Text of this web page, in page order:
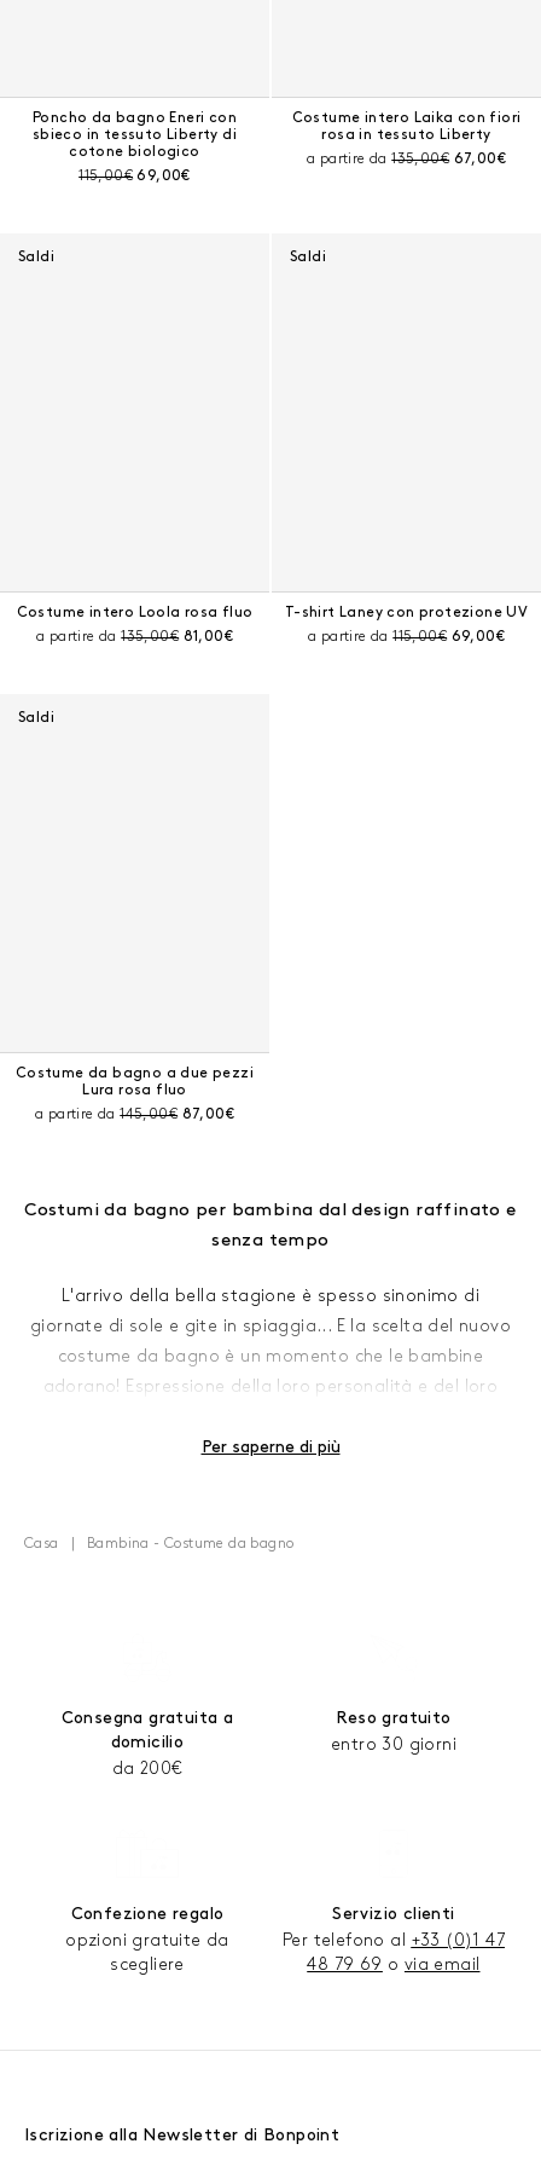
Poncho da bagno Eneri con
sbieco in tessuto Liberty di
cotone biologico
Prezzo prima dello sconto:
115,00€ Prezzo corrente:
69,00€
Costume intero Laika con fiori
rosa in tessuto Liberty
a partire daPrezzo prima dello
135,00€ Prezzo
67,00€
Saldi
Costume intero Loola rosa fluo
a partire daPrezzo prima dello sconto:
135,00€ Prezzo corrente:
81,00€
Saldi
T-shirt Laney con protezione UV
a partire daPrezzo prima dello
115,00€ Prezzo
69,00€
Saldi
Costume da bagno a due pezzi
Lura rosa fluo
a partire daPrezzo prima dello sconto:
145,00€ Prezzo corrente:
87,00€
Costumi da bagno per bambina dal design raffinato e
senza tempo
L'arrivo della bella stagione è spesso sinonimo di
giornate di sole e gite in spiaggia... E la scelta del nuovo
costume da bagno è un momento che le bambine
adorano! Espressione della loro personalità e del loro
confortevole e di facile utilizzo.
per bambini, offre una collezione completa di costumi da
incarnano perfettamente l'essenza della nostra Maison.à
medaglie a forma di ciliegia... Questi tocchi delicati
impreziosiscono tutti i modelli della nostra collezione,
Costumi da bagno raffinati per ogni gusto
collezione di costumi da bagno Bonpoint offre una vasta
Per saperne di più
Casa Bambina - Costume da bagno
Consegna gratuita a
domicilio
da 200€
Reso gratuito
entro 30 giorni
Confezione regalo
opzioni gratuite da
scegliere
Servizio clienti
Per telefono al +33 (0)1 47
48 79 69 o via email
Iscrizione alla Newsletter di Bonpoint